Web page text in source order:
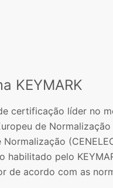
KEYMARK
certificação líder no
de
habilitado pelo
de acordo com as